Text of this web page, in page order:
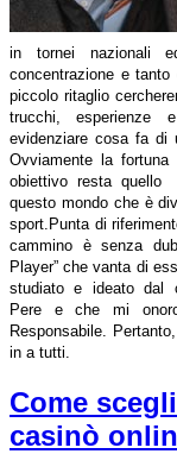
in tornei nazionali
concentrazione e tanto
piccolo ritaglio
trucchi, esperienze
evidenziare cosa fa di
Ovviamente la
obiettivo resta quello
questo mondo che è
sport.Punta di
cammino è senza
Player” che vanta di
studiato e ideato dal
Pere e che mi
Responsabile.
in a tutti.
Come
casinò